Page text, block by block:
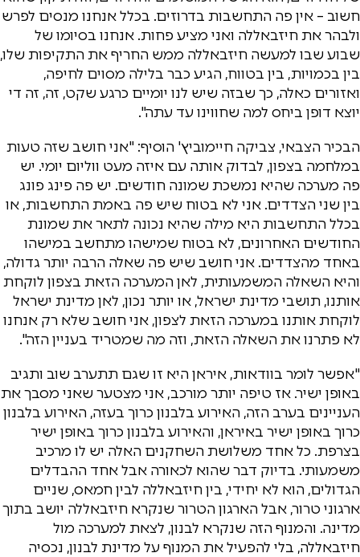
חשוב – אין פה התחשבות בדרוזים. בכלל אנחנו מנסים לפרש
ולבהר את חיזבאללה ואני מציע פחות. אנחנו בסיומו של
שבוע שבו למעשה חיזבאללה ממש החריף את התקיפות שלו,
בין בכמויות, בין בטווח, הגיע כבר בלילה מסוים לחיפה,
ואזורים כאלה, כך שבזה שיש לנו יומיים כרגע שקט, זה, זה די
יוצא דופן ביחס למה שחווינו עד עתה".
הבכיר הצבאי, צביקה חיימוביץ' הוסיף: "אני חושב שזה טעות
במלחמה בצפון, לבדוק אותה עם איזה מעט ווליום יומי. יש
פה מערכה שהיא נמשכת שמונה חודשים. יש פה פינג פונג
בין שני הצדדים. אני לא בטוח שיש פה באמת התחשבות, או
בכלל התחשבות היא מילה שהיא נכונה לתאר את שמונת
החודשים האחרונים, לא בטוח שמישהו מתחשב במישהו
באחד מהצדדים. אני חושב שיש פה שאלה הרבה יותר גדולה,
והיא השאלה המשמעותית, לאן המערכה הזאת בצפון לוקחת
אותנו, תושבי מדינת ישראל, או יותר נכון, לאן מדינת ישראל
לוקחת אותנו במערכה הזאת לצפון, אני חושב שלא רק אנחנו
לא פתרנו את השאלה הזאת, וזה מה שמטריד בעניין הזה".
"אפשר לומר בוודאות, איראן היא זו שגם תתערב שוב ותגיב
באופן ישיר. אז טיפה יותר מורכב, אני מצטער שאני מסבך את
העניינים בערב הזה, האירוע בלבנון כרוך בעזה, האירוע בלבנון
כרוך באופן ישיר באיראן, והאירוע בלבנון כרוך באופן ישיר
בצרפת. כל אחד משלושת השחקנים האלה יש לו מרכיב
משמעותי. בדיוק דבר שהוא לכאורה אבל אחד ההבדלים
הגדולים, הוא לא יחידי, בין חיזבאללה לבין חמאס, שניים
ארגוני טרור, אבל הארגון הטרור שנקרא חיזבאללה יושב בתוך
מדינה. והמנוף הזה שנקרא לבנון, לצאת למערכה מול
חיזבאללה, בלי להפעיל את המנוף על מדינת לבנון, נכסיה